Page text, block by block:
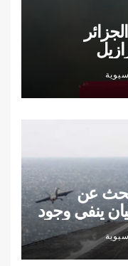
عن
ينفي وجود